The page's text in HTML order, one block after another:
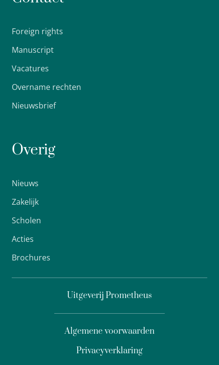
Foreign rights
Manuscript
Vacatures
Overname rechten
Nieuwsbrief
Overig
Nieuws
Zakelijk
Scholen
Acties
Brochures
Uitgeverij Prometheus
Privacyverklaring
Algemene voorwaarden